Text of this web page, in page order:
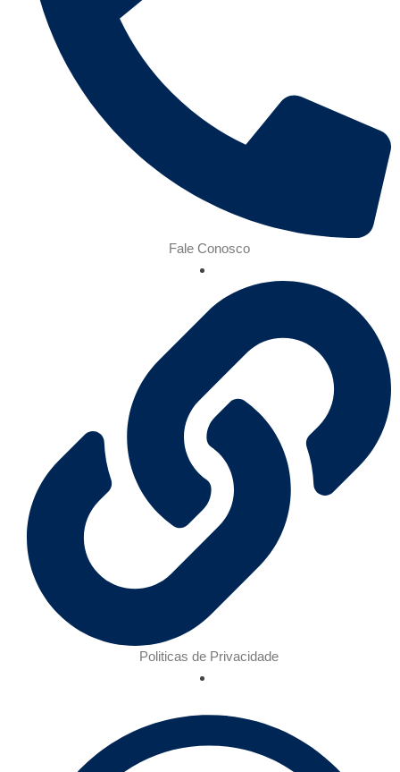
Fale Conosco
Politicas de Privacidade